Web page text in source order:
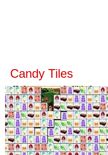
Candy Tiles